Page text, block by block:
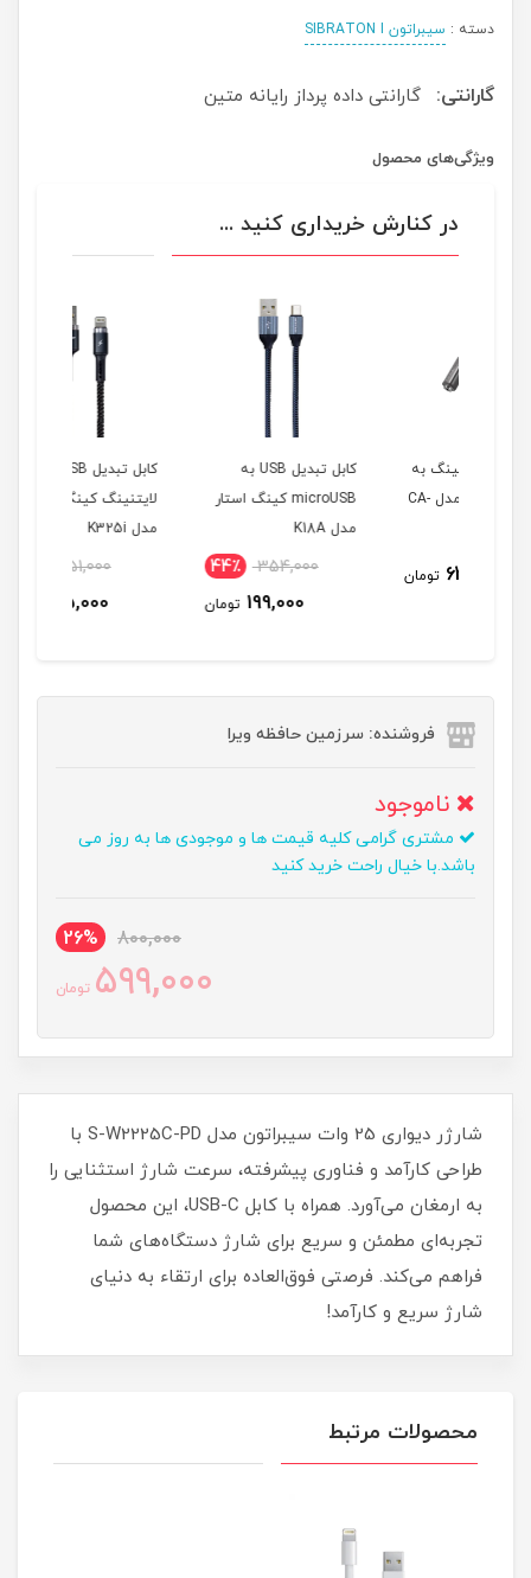
دسته : سیبراتون SIBRATON I
گارانتی: گارانتی داده پرداز رایانه متین
ویژگی‌های محصول
در کنارش خریداری کنید ...
کابل تبدیل USB به
microUSB کینگ استار
44٪
تومان
کابل تبدیل USB به
لایتنینگ کینگ استار
23٪
تومان
فروشنده: سرزمین حافظه ویرا
ناموجود
مشتری گرامی کلیه قیمت ها و موجودی ها به روز می
باشد.با خیال راحت خرید کنید
800,000
26%
599,000 تومان
شارژر دیواری 25 وات سیبراتون مدل S-W2225C-PD با
طراحی کارآمد و فناوری پیشرفته، سرعت شارژ استثنایی را
به ارمغان می‌آورد. همراه با کابل USB-C، این محصول
تجربه‌ای مطمئن و سریع برای شارژ دستگاه‌های شما
فراهم می‌کند. فرصتی فوق‌العاده برای ارتقاء به دنیای
شارژ سریع و کارآمد!
محصولات مرتبط